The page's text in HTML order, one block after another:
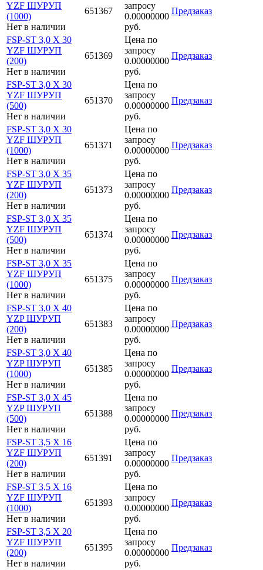
YZF ШУРУП
(1000)
Нет в наличии
651367
запросу
0.00000000
руб.
Предзаказ
FSP-ST 3,0 X 30
YZF ШУРУП
(200)
Нет в наличии
651369
Цена по
запросу
0.00000000
руб.
Предзаказ
FSP-ST 3,0 X 30
YZF ШУРУП
(500)
Нет в наличии
651370
Цена по
запросу
0.00000000
руб.
Предзаказ
FSP-ST 3,0 X 30
YZF ШУРУП
(1000)
Нет в наличии
651371
Цена по
запросу
0.00000000
руб.
Предзаказ
FSP-ST 3,0 X 35
YZF ШУРУП
(200)
Нет в наличии
651373
Цена по
запросу
0.00000000
руб.
Предзаказ
FSP-ST 3,0 X 35
YZF ШУРУП
(500)
Нет в наличии
651374
Цена по
запросу
0.00000000
руб.
Предзаказ
FSP-ST 3,0 X 35
YZF ШУРУП
(1000)
Нет в наличии
651375
Цена по
запросу
0.00000000
руб.
Предзаказ
FSP-ST 3,0 X 40
YZP ШУРУП
(200)
Нет в наличии
651383
Цена по
запросу
0.00000000
руб.
Предзаказ
FSP-ST 3,0 X 40
YZP ШУРУП
(1000)
Нет в наличии
651385
Цена по
запросу
0.00000000
руб.
Предзаказ
FSP-ST 3,0 X 45
YZP ШУРУП
(500)
Нет в наличии
651388
Цена по
запросу
0.00000000
руб.
Предзаказ
FSP-ST 3,5 X 16
YZF ШУРУП
(200)
Нет в наличии
651391
Цена по
запросу
0.00000000
руб.
Предзаказ
FSP-ST 3,5 X 16
YZF ШУРУП
(1000)
Нет в наличии
651393
Цена по
запросу
0.00000000
руб.
Предзаказ
FSP-ST 3,5 X 20
YZF ШУРУП
(200)
Нет в наличии
651395
Цена по
запросу
0.00000000
руб.
Предзаказ